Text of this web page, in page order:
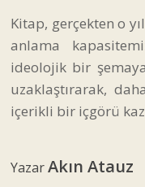
Kitap, gerçekten o
anlama
ideolojik bir
uzaklaştırarak,
içerikli bir içgörü
YazarAkın Atauz